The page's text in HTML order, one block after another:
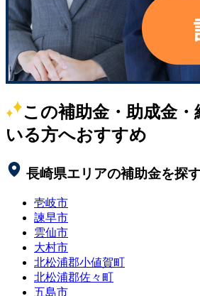
この補助金・助成金・
いる方へおすすめ
長崎県エリアの補助金を探
壱岐市
諫早市
雲仙市
大村市
北松浦郡小値賀町
北松浦郡佐々町
五島市